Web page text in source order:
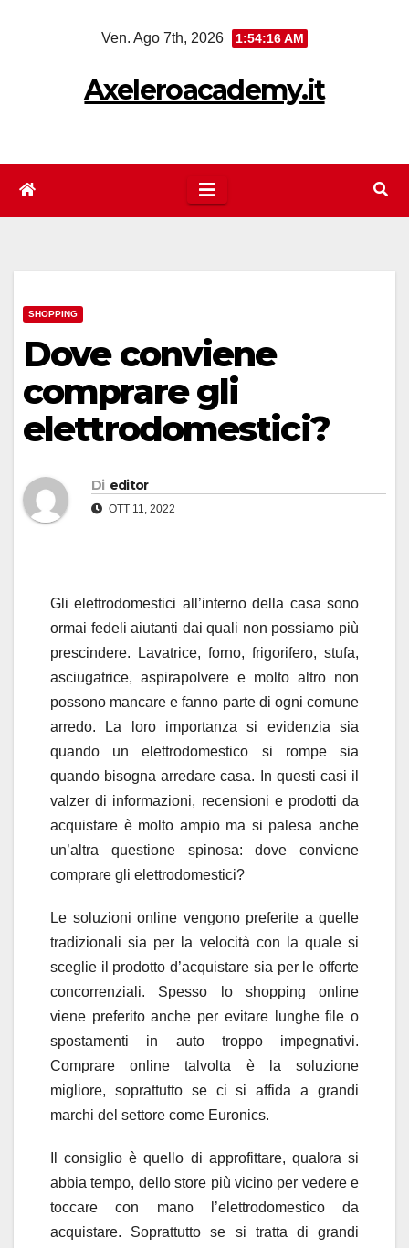
Ven. Ago 7th, 2026 1:54:17 AM
Axeleroacademy.it
SHOPPING
Dove conviene
comprare gli
elettrodomestici?
Di editor
OTT 11, 2022
Gli elettrodomestici all’interno della casa sono
ormai fedeli aiutanti dai quali non possiamo più
prescindere. Lavatrice, forno, frigorifero, stufa,
asciugatrice, aspirapolvere e molto altro non
possono mancare e fanno parte di ogni comune
arredo. La loro importanza si evidenzia sia
quando un elettrodomestico si rompe sia
quando bisogna arredare casa. In questi casi il
valzer di informazioni, recensioni e prodotti da
acquistare è molto ampio ma si palesa anche
un’altra questione spinosa: dove conviene
comprare gli elettrodomestici?
Le soluzioni online vengono preferite a quelle
tradizionali sia per la velocità con la quale si
sceglie il prodotto d’acquistare sia per le offerte
concorrenziali. Spesso lo shopping online
viene preferito anche per evitare lunghe file o
spostamenti in auto troppo impegnativi.
Comprare online talvolta è la soluzione
migliore, soprattutto se ci si affida a grandi
marchi del settore come Euronics.
Il consiglio è quello di approfittare, qualora si
abbia tempo, dello store più vicino per vedere e
toccare con mano l’elettrodomestico da
acquistare. Soprattutto se si tratta di grandi